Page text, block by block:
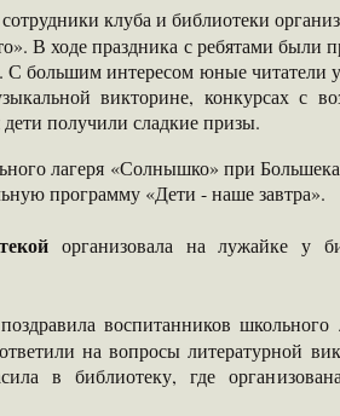
сотрудники клуба и библиотеки
В ходе праздника с ребятами
С большим интересом юные читатели
викторине, конкурсах с
получили сладкие призы.
лагеря «Солнышко» при
программу «Дети - наше завтра».
организовала на лужайке у
поздравила воспитанников
на вопросы литературной
в библиотеку, где